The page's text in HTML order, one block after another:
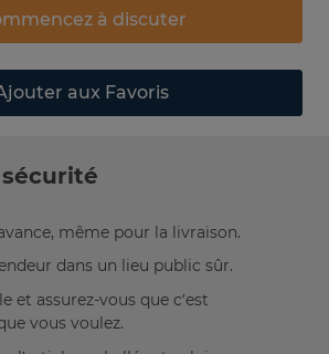
à discuter
aux Favoris
même pour la livraison.
dans un lieu public sûr.
et assurez-vous que c’est
vous voulez.